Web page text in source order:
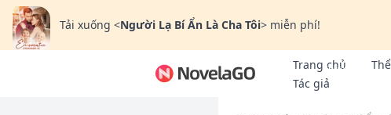
Tải xuống <Người Lạ Bí Ẩn Là Cha Tôi> miễn phí!
Trang chủ
Tác giả
Thưởng